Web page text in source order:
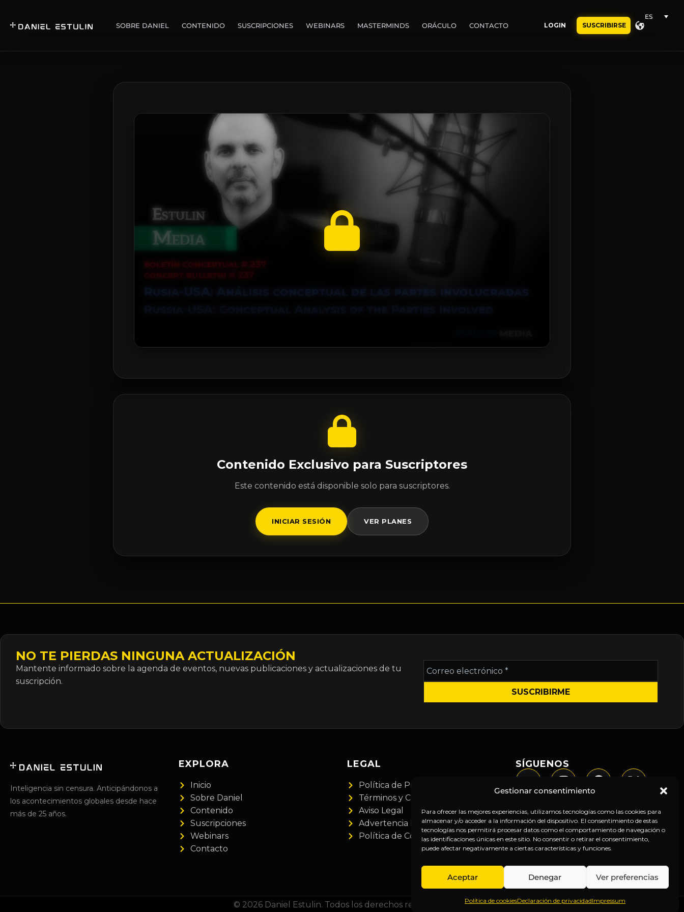
Gestionar consentimiento
Para ofrecer las mejores experiencias, utilizamos tecnologías como las cookies para
almacenar y/o acceder a la información del dispositivo. El consentimiento de estas
tecnologías nos permitirá procesar datos como el comportamiento de navegación o
las identificaciones únicas en este sitio. No consentir o retirar el consentimiento,
puede afectar negativamente a ciertas características y funciones.
Aceptar Denegar Ver preferencias
Política de cookiesDeclaración de privacidadImpressum
SOBRE DANIEL CONTENIDO SUSCRIPCIONES WEBINARS MASTERMINDS ORÁCULO CONTACTO LOGIN SUSCRIBIRSE
ES
Contenido Exclusivo para Suscriptores
Este contenido está disponible solo para suscriptores.
INICIAR SESIÓN VER PLANES
NO TE PIERDAS NINGUNA ACTUALIZACIÓN
Mantente informado sobre la agenda de eventos, nuevas publicaciones y actualizaciones de tu
suscripción.
Correo
electrónico
*
Inteligencia sin censura. Anticipándonos a
los acontecimientos globales desde hace
más de 25 años.
EXPLORA
Inicio
Sobre Daniel
Contenido
Suscripciones
Webinars
Contacto
LEGAL
Política de Privacidad
Términos y Condiciones
Aviso Legal
Advertencia Financiera
Política de Cookies
SÍGUENOS
© 2026 Daniel Estulin. Todos los derechos reservados.